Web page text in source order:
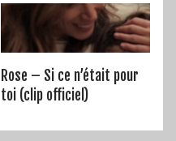
Rose – Si ce n’était pour
toi (clip officiel)